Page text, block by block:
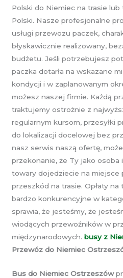
Polski do Niemiec na trasie
Polski. Nasze profesjonalne
usługi przewozu paczek,
błyskawicznie realizowany,
budżetu. Jeśli potrzebujesz
paczka dotarła na wskazane
kondycji i w zaplanowanym
możesz naszej firmie. Każdą
traktujemy ostrożnie z
regularnym kursom, przesyłki
do lokalizacji docelowej bez
nasz serwis naszą ofertę,
przekonanie, że Ty jako
towary dojedziecie na miejsce
przeszkód na trasie. Opłaty na
bardzo konkurencyjne w
sprawia, że jesteśmy, że
wiodących przewoźników w
międzynarodowych. busy z
Przewóz do Niemiec
Bus do Niemiec Ostrzeszów